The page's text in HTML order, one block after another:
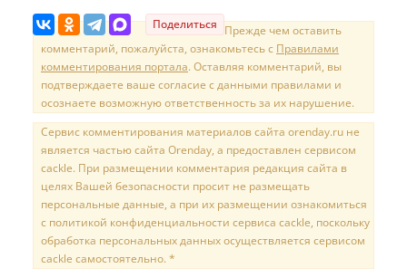
Поделиться Прежде чем оставить
комментарий, пожалуйста, ознакомьтесь с Правилами
комментирования портала. Оставляя комментарий, вы
подтверждаете ваше согласие с данными правилами и
осознаете возможную ответственность за их нарушение.
Сервис комментирования материалов сайта orenday.ru не
является частью сайта Orenday, а предоставлен сервисом
cackle. При размещении комментария редакция сайта в
целях Вашей безопасности просит не размещать
персональные данные, а при их размещении ознакомиться
с политикой конфиденциальности сервиса cackle, поскольку
обработка персональных данных осуществляется сервисом
cackle самостоятельно. *